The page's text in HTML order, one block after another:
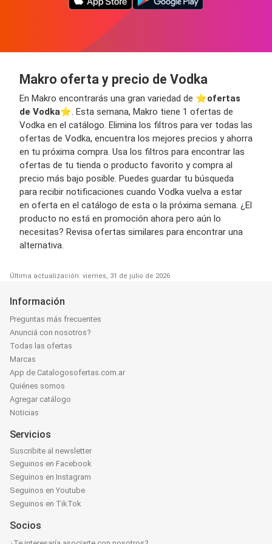
Makro oferta y precio de Vodka
En Makro encontrarás una gran variedad de ⭐️ofertas
de Vodka⭐️. Esta semana, Makro tiene 1 ofertas de
Vodka en el catálogo. Elimina los filtros para ver todas las
ofertas de Vodka, encuentra los mejores precios y ahorra
en tu próxima compra. Usa los filtros para encontrar las
ofertas de tu tienda o producto favorito y compra al
precio más bajo posible. Puedes guardar tu búsqueda
para recibir notificaciones cuando Vodka vuelva a estar
en oferta en el catálogo de esta o la próxima semana. ¿El
producto no está en promoción ahora pero aún lo
necesitas? Revisa ofertas similares para encontrar una
alternativa.
Última actualización: viernes, 31 de julio de 2026
Información
Preguntas más frecuentes
Anunciá con nosotros?
Todas las ofertas
Marcas
App de Catalogosofertas.com.ar
Quiénes somos
Agregar catálogo
Noticias
Servicios
Suscribite al newsletter
Seguinos en Facebook
Seguinos en Instagram
Seguinos en Youtube
Seguinos en TikTok
Socios